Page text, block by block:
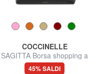
COCCINELLE
SAGITTA Borsa shopping a
spalla, in pelle
45% SALDI